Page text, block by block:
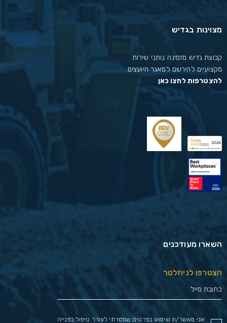
מצוינות בגדיש
קבוצת גדיש מזמינה נותני שירות
מקצועיים להירשם למאגר היועצים.
להצטרפות לחצו כאן
השארו מעודכנים
הצטרפו לניוזלטר
אני מאשר/ת שימוש בפרטים שמסרתי לצורך טיפול בפנייה